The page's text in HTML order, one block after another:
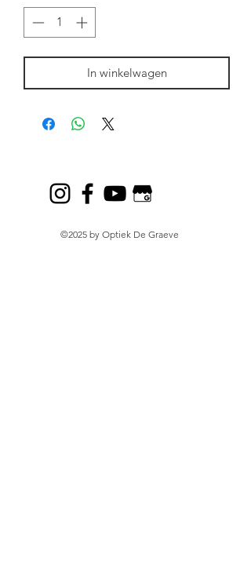
In winkelwagen
©2025 by Optiek De Graeve